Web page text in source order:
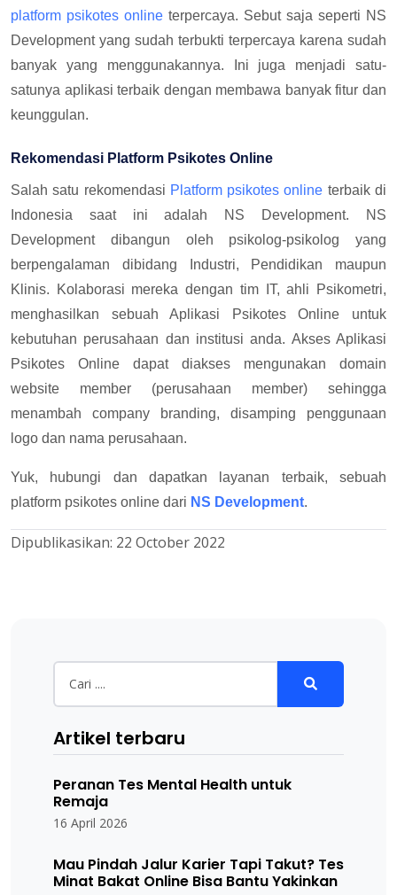
platform psikotes online terpercaya. Sebut saja seperti NS
Development yang sudah terbukti terpercaya karena sudah
banyak yang menggunakannya. Ini juga menjadi satu-
satunya aplikasi terbaik dengan membawa banyak fitur dan
keunggulan.
Rekomendasi Platform Psikotes Online
Salah satu rekomendasi Platform psikotes online terbaik di
Indonesia saat ini adalah NS Development. NS
Development dibangun oleh psikolog-psikolog yang
berpengalaman dibidang Industri, Pendidikan maupun
Klinis. Kolaborasi mereka dengan tim IT, ahli Psikometri,
menghasilkan sebuah Aplikasi Psikotes Online untuk
kebutuhan perusahaan dan institusi anda. Akses Aplikasi
Psikotes Online dapat diakses mengunakan domain
website member (perusahaan member) sehingga
menambah company branding, disamping penggunaan
logo dan nama perusahaan.
Yuk, hubungi dan dapatkan layanan terbaik, sebuah
platform psikotes online dari NS Development.
Dipublikasikan: 22 October 2022
Artikel terbaru
Peranan Tes Mental Health untuk
Remaja
16 April 2026
Mau Pindah Jalur Karier Tapi Takut? Tes
Minat Bakat Online Bisa Bantu Yakinkan